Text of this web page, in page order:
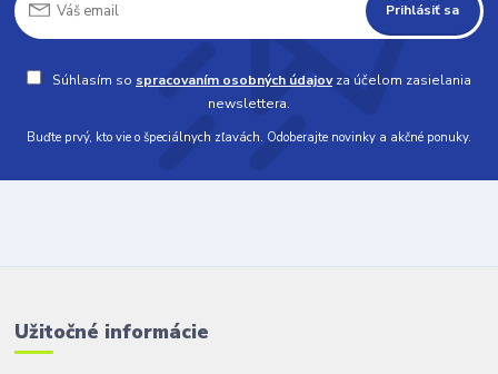
Prihlásiť sa
Súhlasím so spracovaním osobných údajovza účelom zasielania
newslettera.
Buďte prvý, kto vie o špeciálnych zľavách. Odoberajte novinky a akčné ponuky.
Užitočné informácie